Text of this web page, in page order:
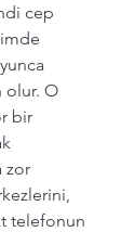
cep
olur. O
bir
zor
telefonun